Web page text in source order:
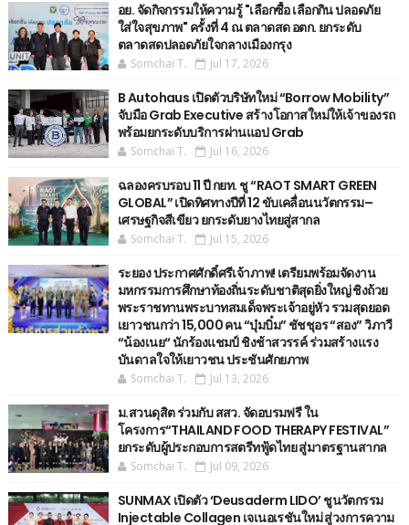
อย. จัดกิจกรรมให้ความรู้ "เลือกซื้อ เลือกกิน ปลอดภัย
ใส่ใจสุขภาพ" ครั้งที่ 4 ณ ตลาดสด อตก. ยกระดับ
ตลาดสดปลอดภัยใจกลางเมืองกรุง
Somchai T. Jul 17, 2026
B Autohaus เปิดตัวบริษัทใหม่ “Borrow Mobility”
จับมือ Grab Executive สร้างโอกาสใหม่ให้เจ้าของรถ
พร้อมยกระดับบริการผ่านแอป Grab
Somchai T. Jul 16, 2026
ฉลองครบรอบ 11 ปี กยท. ชู “RAOT SMART GREEN
GLOBAL” เปิดทิศทางปีที่ 12 ขับเคลื่อนนวัตกรรม–
เศรษฐกิจสีเขียว ยกระดับยางไทยสู่สากล
Somchai T. Jul 15, 2026
ระยอง ประกาศศักดิ์ศรีเจ้าภาพ! เตรียมพร้อมจัดงาน
มหกรรมการศึกษาท้องถิ่นระดับชาติสุดยิ่งใหญ่ ชิงถ้วย
พระราชทานพระบาทสมเด็จพระเจ้าอยู่หัว รวมสุดยอด
เยาวชนกว่า 15,000 คน “บุ๋มบิ๋ม” ชัชชุอร “สอง” วิภาวี
“น้องเนย“ นักร้องแชมป์ ชิงช้าสวรรค์ ร่วมสร้างแรง
บันดาลใจให้เยาวชน ประชันศักยภาพ
Somchai T. Jul 13, 2026
ม.สวนดุสิต ร่วมกับ สสว. จัดอบรมฟรี ใน
โครงการ“THAILAND FOOD THERAPY FESTIVAL”
ยกระดับผู้ประกอบการสตรีทฟู้ดไทย สู่มาตรฐานสากล
Somchai T. Jul 09, 2026
SUNMAX เปิดตัว ‘Deusaderm LIDO’ ชูนวัตกรรม
Injectable Collagen เจเนอเรชันใหม่ สู่วงการความ